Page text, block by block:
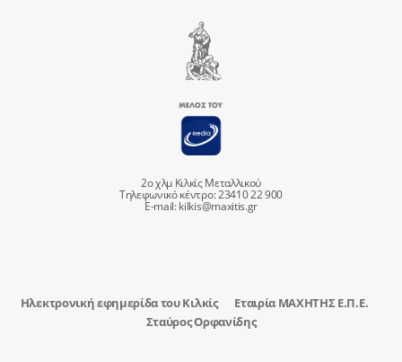
2ο χλμ Κιλκίς Μεταλλικού
Τηλεφωνικό κέντρο: 23410 22 900
E-mail:kilkis@maxitis.gr
Ηλεκτρονική εφημερίδα του Κιλκίς
Εταιρία ΜΑΧΗΤΗΣ Ε.Π.Ε.
Σταύρος Ορφανίδης